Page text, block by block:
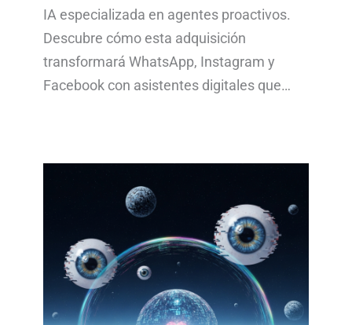
IA especializada en agentes proactivos.
Descubre cómo esta adquisición
transformará WhatsApp, Instagram y
Facebook con asistentes digitales que…